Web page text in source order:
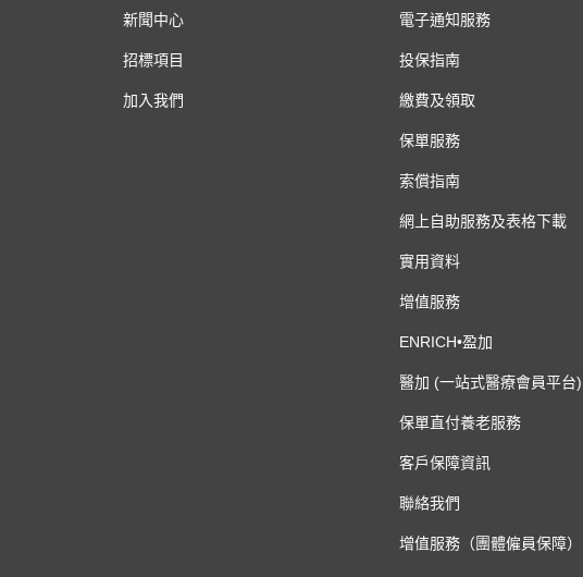
新聞中心
招標項目
加入我們
電子通知服務
投保指南
繳費及領取
保單服務
索償指南
網上自助服務及表格下載
實用資料
增值服務
ENRICH•盈加
醫加 (一站式醫療會員平台)
保單直付養老服務
客戶保障資訊
聯絡我們
增值服務（團體僱員保障）